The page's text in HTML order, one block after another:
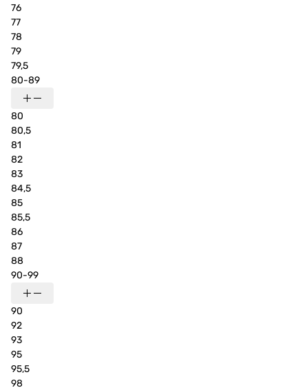
76
77
78
79
79,5
80-89
80
80,5
81
82
83
84,5
85
85,5
86
87
88
90-99
90
92
93
95
95,5
98